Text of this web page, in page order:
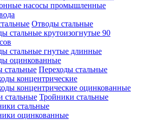
насосы промышленные
Отводы стальные
стальные крутоизогнутые 90
стальные гнутые длинные
оцинкованные
Переходы стальные
концентрические
концентрические оцинкованные
Тройники стальные
стальные
оцинкованные